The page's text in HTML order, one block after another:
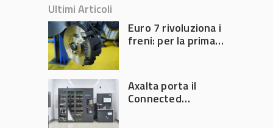
Ultimi Articoli
Euro 7 rivoluziona i
freni: per la prima
generate dalla
frenata
Axalta porta il
Connected